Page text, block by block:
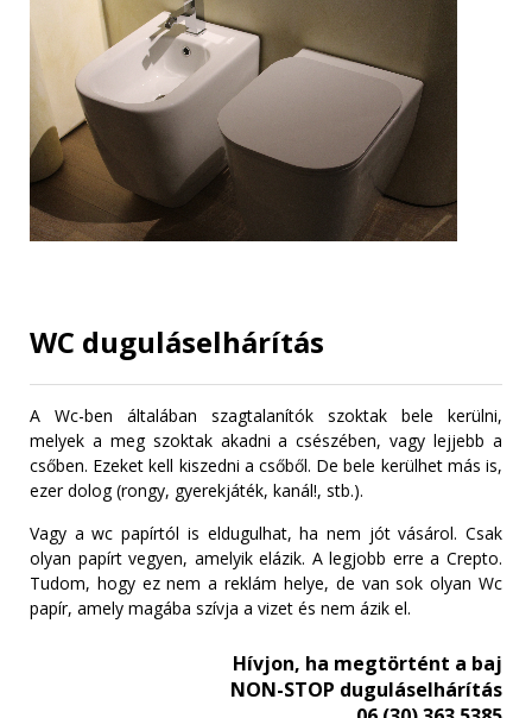
WC duguláselhárítás
A Wc-ben általában szagtalanítók szoktak bele kerülni,
melyek a meg szoktak akadni a csészében, vagy lejjebb a
csőben. Ezeket kell kiszedni a csőből. De bele kerülhet más is,
ezer dolog (rongy, gyerekjáték, kanál!, stb.).
Vagy a wc papírtól is eldugulhat, ha nem jót vásárol. Csak
olyan papírt vegyen, amelyik elázik. A legjobb erre a Crepto.
Tudom, hogy ez nem a reklám helye, de van sok olyan Wc
papír, amely magába szívja a vizet és nem ázik el.
Hívjon, ha megtörtént a baj
NON-STOP duguláselhárítás